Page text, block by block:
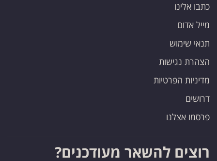
כתבו אלינו
מייל אדום
תנאי שימוש
הצהרת נגישות
מדיניות הפרטיות
דרושים
פרסמו אצלנו
רוצים להשאר מעודכנים?